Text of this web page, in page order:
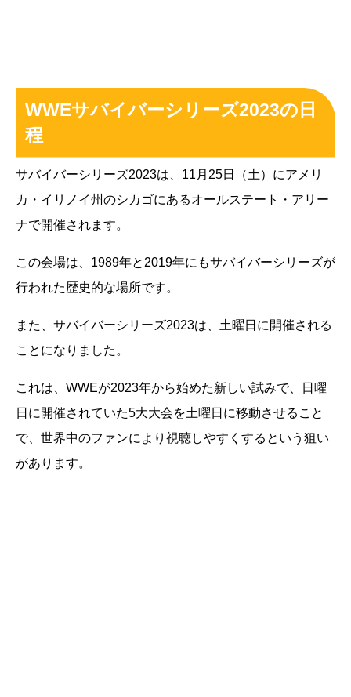
WWEサバイバーシリーズ2023の日
程
サバイバーシリーズ2023は、11月25日（土）にアメリ
カ・イリノイ州のシカゴにあるオールステート・アリー
ナで開催されます。
この会場は、1989年と2019年にもサバイバーシリーズが
行われた歴史的な場所です。
また、サバイバーシリーズ2023は、土曜日に開催される
ことになりました。
これは、WWEが2023年から始めた新しい試みで、日曜
日に開催されていた5大大会を土曜日に移動させること
で、世界中のファンにより視聴しやすくするという狙い
があります。